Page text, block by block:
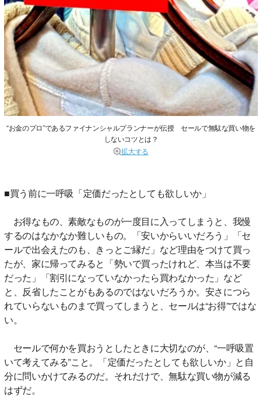
“お金のプロ”であるファイナンシャルプランナーが伝授 セールで無駄な買い物を
しないコツとは？
拡大する
■買う前に一呼吸「定価だったとしても欲しいか」
お得なもの、素敵なものが一度目に入ってしまうと、我慢
するのはなかなか難しいもの。「安いからいいだろう」「セ
ールで出会えたのも、きっとご縁だ」など理由をつけて買っ
たが、家に帰ってみると「勢いで買ったけれど、本当は不要
だった」「割引になっていなかったら買わなかった」など
と、反省したことがもあるのではないだろうか。安さにつら
れていらないものまで買ってしまうと、セールは“お得”ではな
い。
セールで何かを買おうとしたときに大切なのが、“一呼吸置
いて考えてみる”こと。「定価だったとしても欲しいか」と自
分に問いかけてみるのだ。それだけで、無駄な買い物が減る
はずだ。